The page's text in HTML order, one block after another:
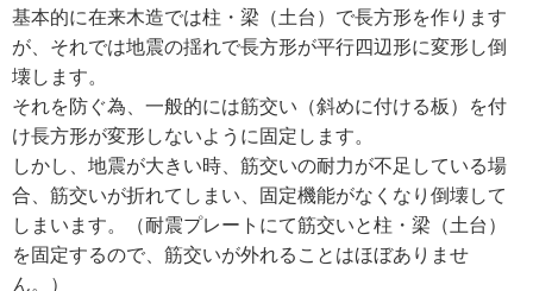
基本的に在来木造では柱・梁（土台）で長方形を作ります
が、それでは地震の揺れで長方形が平行四辺形に変形し倒
壊します。
それを防ぐ為、一般的には筋交い（斜めに付ける板）を付
け長方形が変形しないように固定します。
しかし、地震が大きい時、筋交いの耐力が不足している場
合、筋交いが折れてしまい、固定機能がなくなり倒壊して
しまいます。（耐震プレートにて筋交いと柱・梁（土台）
を固定するので、筋交いが外れることはほぼありませ
ん。）